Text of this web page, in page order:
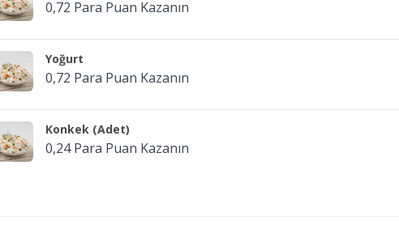
0,72 Para Puan Kazanın
Yoğurt
0,72 Para Puan Kazanın
Konkek (Adet)
0,24 Para Puan Kazanın